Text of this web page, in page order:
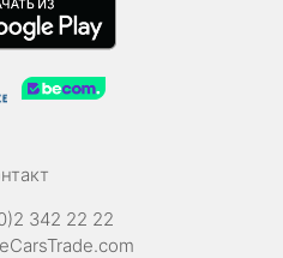
342 22 22